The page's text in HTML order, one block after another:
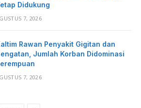
Didukung
7, 2026
Rawan Penyakit Gigitan dan
Jumlah Korban Didominasi
7, 2026